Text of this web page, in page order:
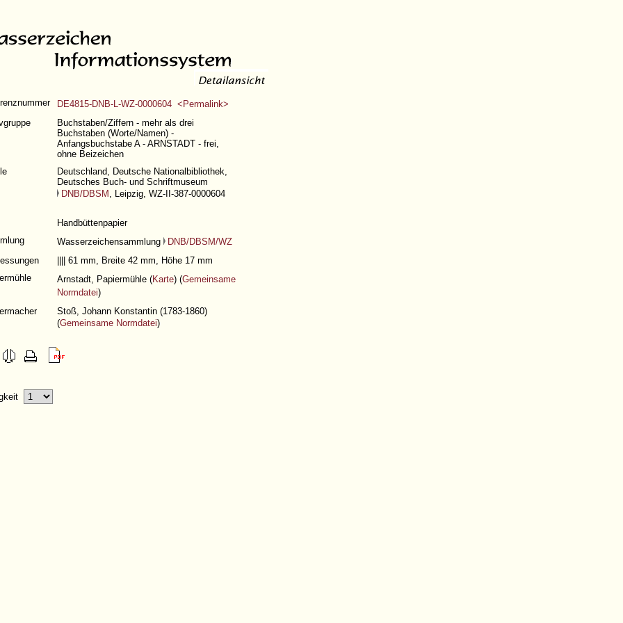
DE4815-DNB-L-WZ-0000604 <Permalink>
Buchstaben/Ziffern - mehr als drei
Buchstaben (Worte/Namen) -
Anfangsbuchstabe A - ARNSTADT - frei,
ohne Beizeichen
Deutschland, Deutsche Nationalbibliothek,
Deutsches Buch- und Schriftmuseum
DNB/DBSM , Leipzig, WZ-II-387-0000604
Handbüttenpapier
Wasserzeichensammlung
DNB/DBSM/WZ
|||| 61 mm, Breite 42 mm, Höhe 17 mm
Arnstadt, Papiermühle (Karte) (Gemeinsame
Normdatei)
Stoß, Johann Konstantin (1783-1860)
(Gemeinsame Normdatei)